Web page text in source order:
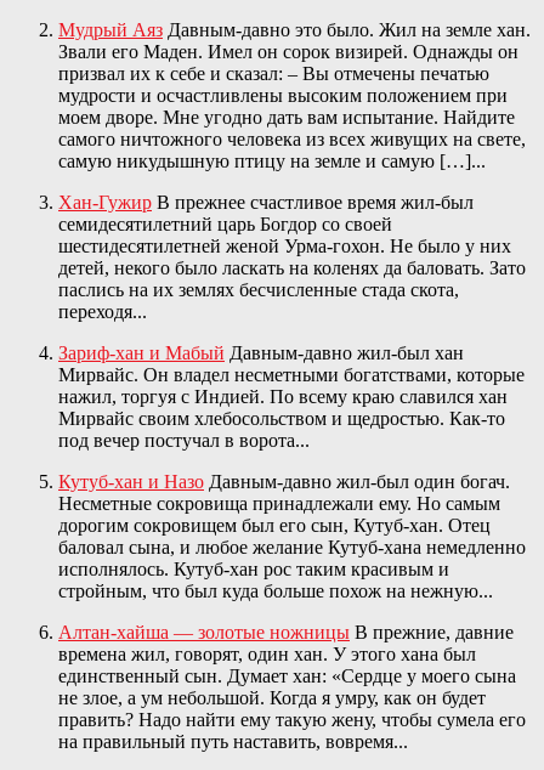
Мудрый Аяз Давным-давно это было. Жил на земле хан.
Звали его Маден. Имел он сорок визирей. Однажды он
призвал их к себе и сказал: – Вы отмечены печатью
мудрости и осчастливлены высоким положением при
моем дворе. Мне угодно дать вам испытание. Найдите
самого ничтожного человека из всех живущих на свете,
самую никудышную птицу на земле и самую […]...
Хан-Гужир В прежнее счастливое время жил-был
семидесятилетний царь Богдор со своей
шестидесятилетней женой Урма-гохон. Не было у них
детей, некого было ласкать на коленях да баловать. Зато
паслись на их землях бесчисленные стада скота,
переходя...
Зариф-хан и Мабый Давным-давно жил-был хан
Мирвайс. Он владел несметными богатствами, которые
нажил, торгуя с Индией. По всему краю славился хан
Мирвайс своим хлебосольством и щедростью. Как-то
под вечер постучал в ворота...
Кутуб-хан и Назо Давным-давно жил-был один богач.
Несметные сокровища принадлежали ему. Но самым
дорогим сокровищем был его сын, Кутуб-хан. Отец
баловал сына, и любое желание Кутуб-хана немедленно
исполнялось. Кутуб-хан рос таким красивым и
стройным, что был куда больше похож на нежную...
Алтан-хайша — золотые ножницы В прежние, давние
времена жил, говорят, один хан. У этого хана был
единственный сын. Думает хан: «Сердце у моего сына
не злое, а ум небольшой. Когда я умру, как он будет
править? Надо найти ему такую жену, чтобы сумела его
на правильный путь наставить, вовремя...